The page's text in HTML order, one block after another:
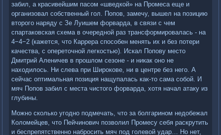
забил, а красивейшим пасом «шведкой» на Промеса еще и
организовал собственный гол. Попов, замечу, вышел на позицию
второго наряду с Зе Луишем форварда, в связи с чем
спартаковская схема в очередной раз трансформировалась - на
4−4−2 (кажется, что Каррера способен менять их и без потери
качества, с опереточной легкостью). Искал Попову место
Дмитрий Аленичев в прошлом сезоне - и никак оно не
находилось. Ни слева при Широкове, ни в центре без него. А
сейчас оптимальная позиция нащупалась как-то сама собой. И
мяч Попов забил с места чистого форварда, хотя начал атаку из
глубины.
Можно сколько угодно подмечать, что за болгарином недобежал
Коломейцев, что Пейчинович позволил Промесу себя раскрутить
и беспрепятственно набросить мяч под голевой удар… Но нет,